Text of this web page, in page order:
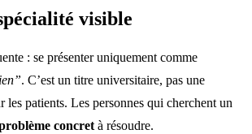
visible
: se présenter uniquement comme
. C’est un titre universitaire, pas une
les patients. Les personnes qui cherchent un
concret à résoudre.